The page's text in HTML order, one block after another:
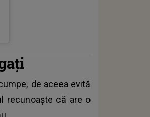
de aceea evită
recunoaște că are o